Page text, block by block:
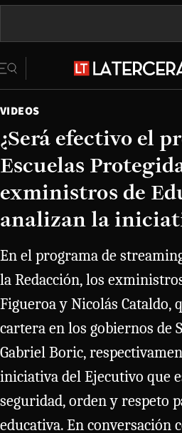
VIDEOS
¿Será efectivo el
Escuelas
exministros de
analizan la
En el programa de
la Redacción, los
Figueroa y Nicolás Cataldo,
cartera en los gobiernos de
Gabriel Boric,
iniciativa del Ejecutivo que
seguridad, orden y respeto
educativa. En conversación